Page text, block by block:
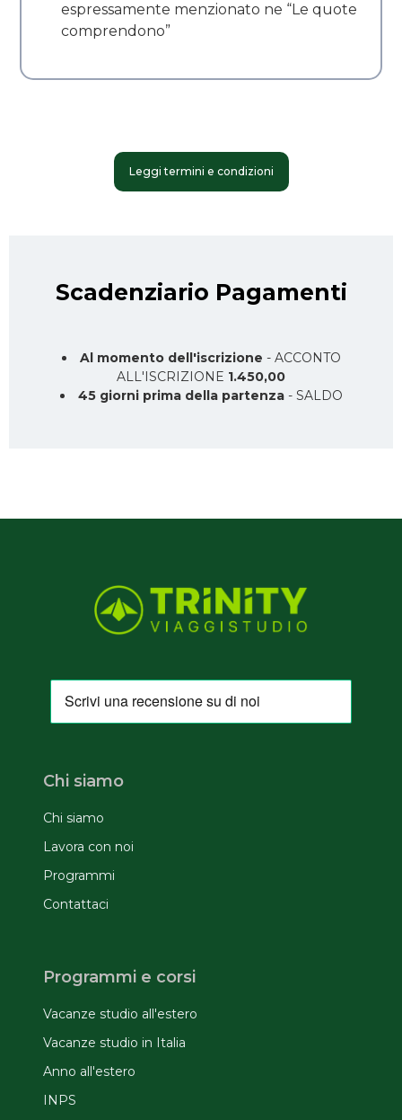
espressamente menzionato ne “Le quote
comprendono”
Leggi termini e condizioni
Scadenziario Pagamenti
Al momento dell'iscrizione - ACCONTO
ALL'ISCRIZIONE 1.450,00
45 giorni prima della partenza- SALDO
Chi siamo
Chi siamo
Lavora con noi
Programmi
Contattaci
Programmi e corsi
Vacanze studio all'estero
Vacanze studio in Italia
Anno all'estero
INPS